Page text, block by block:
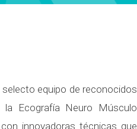
equipo de reconocidos
Ecografía Neuro Músculo
innovadoras técnicas que